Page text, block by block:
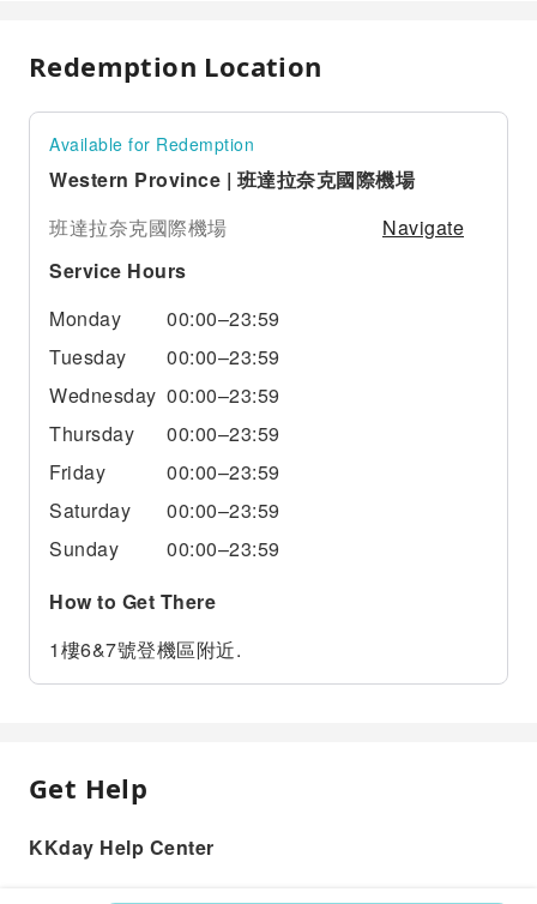
Redemption Location
Available for Redemption
Western Province | 班達拉奈克國際機場
班達拉奈克國際機場
Navigate
Service Hours
Monday
00:00–23:59
Tuesday
00:00–23:59
Wednesday 00:00–23:59
Thursday
00:00–23:59
Friday
00:00–23:59
Saturday
00:00–23:59
Sunday
00:00–23:59
How to Get There
1樓6&7號登機區附近.
Get Help
KKday Help Center